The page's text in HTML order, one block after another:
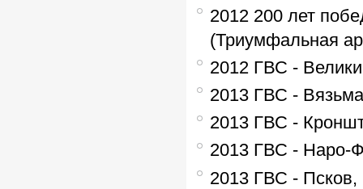
2012 200 лет
(Триумфальная
2012 ГВС -
2013 ГВС -
2013 ГВС -
2013 ГВС - Наро-
2013 ГВС - Псков,